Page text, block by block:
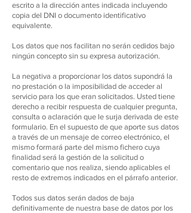
escrito a la dirección antes indicada incluyendo
copia del DNI o documento identificativo
equivalente.
Los datos que nos facilitan no serán cedidos bajo
ningún concepto sin su expresa autorización.
La negativa a proporcionar los datos supondrá la
no prestación o la imposibilidad de acceder al
servicio para los que eran solicitados. Usted tiene
derecho a recibir respuesta de cualquier pregunta,
consulta o aclaración que le surja derivada de este
formulario. En el supuesto de que aporte sus datos
a través de un mensaje de correo electrónico, el
mismo formará parte del mismo fichero cuya
finalidad será la gestión de la solicitud o
comentario que nos realiza, siendo aplicables el
resto de extremos indicados en el párrafo anterior.
Todos sus datos serán dados de baja
definitivamente de nuestra base de datos por los